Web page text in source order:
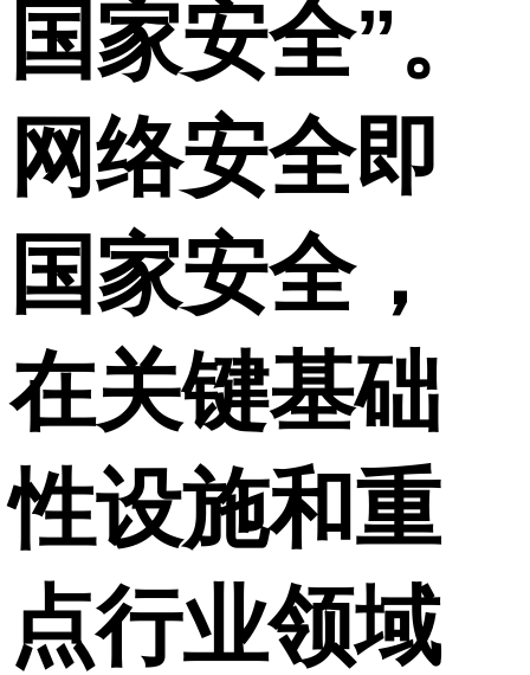
国家安全”。
网络安全即
国家安全，
在关键基础
性设施和重
点行业领域